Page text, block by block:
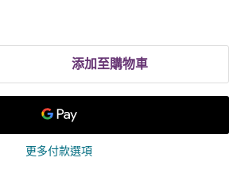
添加至購物車
更多付款選項